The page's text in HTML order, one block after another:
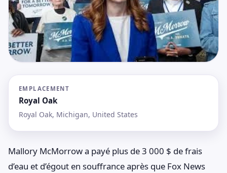
EMPLACEMENT
Royal Oak
Royal Oak, Michigan, United States
Mallory McMorrow a payé plus de 3 000 $ de frais
d’eau et d’égout en souffrance après que Fox News